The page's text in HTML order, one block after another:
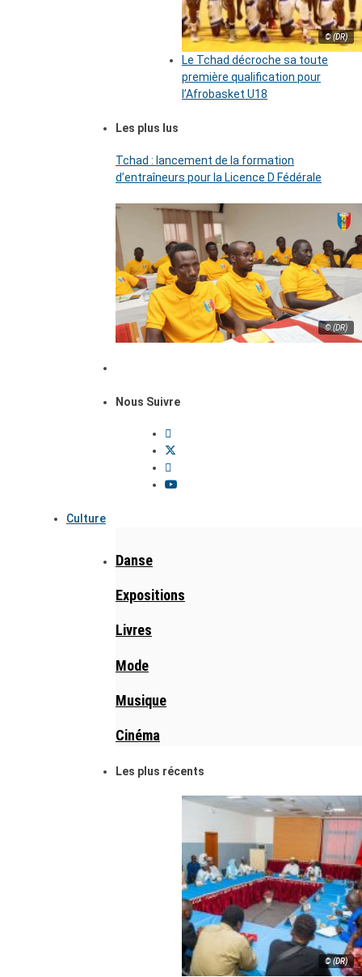
© (DR)
Le Tchad décroche sa toute
première qualification pour
l’Afrobasket U18
Les plus lus
Tchad : lancement de la formation
d’entraîneurs pour la Licence D Fédérale
© (DR)
Nous Suivre
Culture
Danse
Expositions
Livres
Mode
Musique
Cinéma
Les plus récents
© (DR)